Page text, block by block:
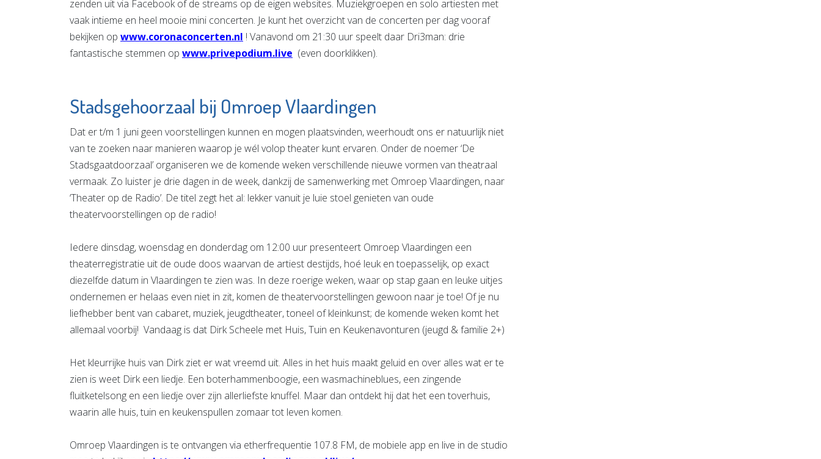
zenden uit via Facebook of de streams op de eigen websites. Muziekgroepen en solo artiesten met
vaak intieme en heel mooie mini concerten. Je kunt het overzicht van de concerten per dag vooraf
bekijken op www.coronaconcerten.nl ! Vanavond om 21:30 uur speelt daar Dri3man: drie
fantastische stemmen op www.privepodium.live (even doorklikken).
Stadsgehoorzaal bij Omroep Vlaardingen
Dat er t/m 1 juni geen voorstellingen kunnen en mogen plaatsvinden, weerhoudt ons er natuurlijk niet
van te zoeken naar manieren waarop je wél volop theater kunt ervaren. Onder de noemer ‘De
Stadsgaatdoorzaal’ organiseren we de komende weken verschillende nieuwe vormen van theatraal
vermaak. Zo luister je drie dagen in de week, dankzij de samenwerking met Omroep Vlaardingen, naar
‘Theater op de Radio’. De titel zegt het al: lekker vanuit je luie stoel genieten van oude
theatervoorstellingen op de radio!
Iedere dinsdag, woensdag en donderdag om 12:00 uur presenteert Omroep Vlaardingen een
theaterregistratie uit de oude doos waarvan de artiest destijds, hoé leuk en toepasselijk, op exact
diezelfde datum in Vlaardingen te zien was. In deze roerige weken, waar op stap gaan en leuke uitjes
ondernemen er helaas even niet in zit, komen de theatervoorstellingen gewoon naar je toe! Of je nu
liefhebber bent van cabaret, muziek, jeugdtheater, toneel of kleinkunst; de komende weken komt het
allemaal voorbij! Vandaag is dat Dirk Scheele met Huis, Tuin en Keukenavonturen (jeugd & familie 2+)
Het kleurrijke huis van Dirk ziet er wat vreemd uit. Alles in het huis maakt geluid en over alles wat er te
zien is weet Dirk een liedje. Een boterhammenboogie, een wasmachineblues, een zingende
fluitketelsong en een liedje over zijn allerliefste knuffel. Maar dan ontdekt hij dat het een toverhuis,
waarin alle huis, tuin en keukenspullen zomaar tot leven komen.
Omroep Vlaardingen is te ontvangen via etherfrequentie 107.8 FM, de mobiele app en live in de studio